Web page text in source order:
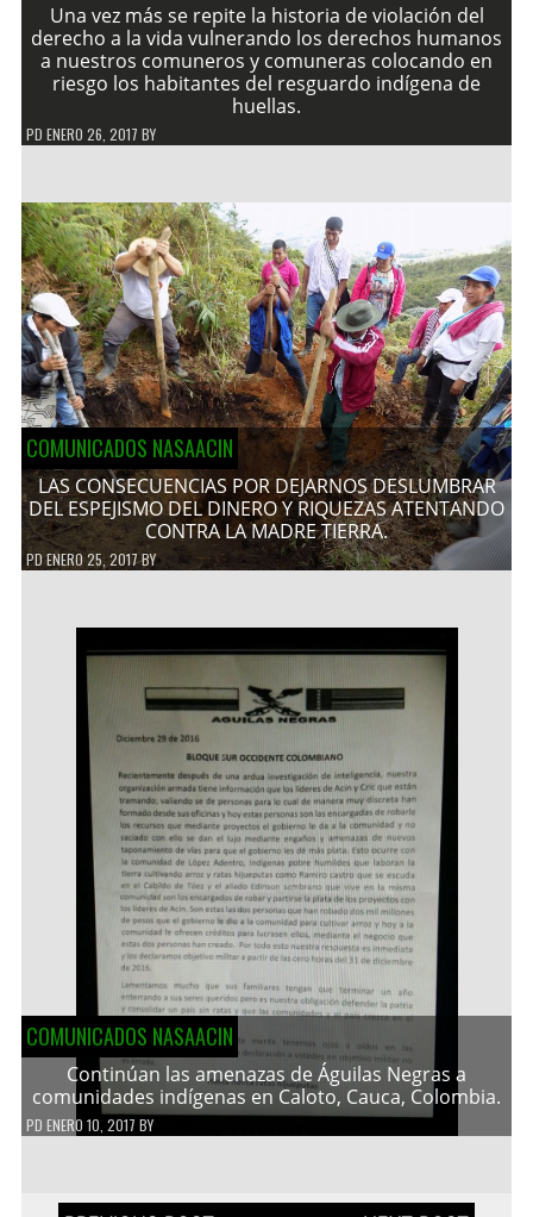
Una vez más se repite la historia de violación del
derecho a la vida vulnerando los derechos humanos
a nuestros comuneros y comuneras colocando en
riesgo los habitantes del resguardo indígena de
huellas.
PD ENERO 26, 2017 BY
COMUNICADOS NASAACIN
LAS CONSECUENCIAS POR DEJARNOS DESLUMBRAR
DEL ESPEJISMO DEL DINERO Y RIQUEZAS ATENTANDO
CONTRA LA MADRE TIERRA.
PDENERO 25, 2017BY
COMUNICADOS NASAACIN
Continúan las amenazas de Águilas Negras a
comunidades indígenas en Caloto, Cauca, Colombia.
PD ENERO 10, 2017 BY